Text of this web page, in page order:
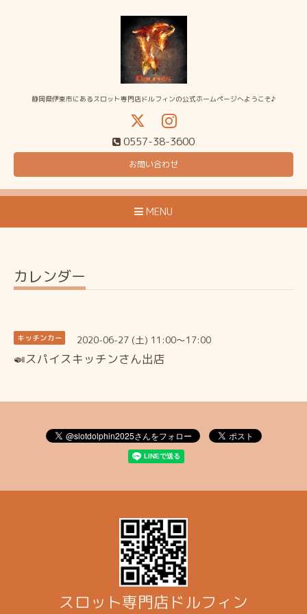
静岡県伊東市にあるスロット専門店ドルフィンの公式ホームページへようこそ♪
0557-38-3600
お問い合わせ
MENU
カレンダー
キッチンカー 2020-06-27 (土) 11:00～17:00
🍛スパイスキッチンさん出店
スロット専門店ドルフィン